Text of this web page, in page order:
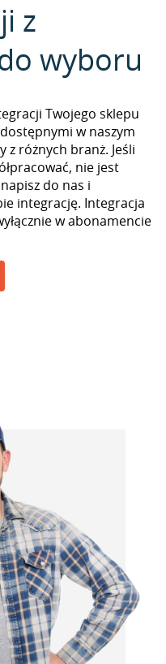
z
wyboru
Twojego sklepu
w naszym
różnych branż. Jeśli
nie jest
do nas i
integrację. Integracja
w abonamencie